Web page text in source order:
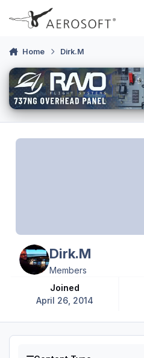
Skip to content
Home Dirk.M
Dirk.M
Members
Joined
April 26, 2014